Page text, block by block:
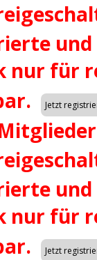
nur für
nur für